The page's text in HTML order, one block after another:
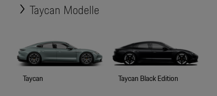
Wir über uns
Newsletter
Newsletter abonnieren
Porsche Gebrauchtwagen
Konfigurator
Taycan Modelle
Taycan Taycan Black Edition